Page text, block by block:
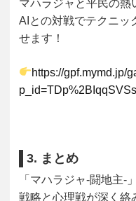
マハラジャと平民の熱
AIとの対戦でテクニッ
せます！
https://gpf.mymd.jp/
3. まとめ
「マハラジャ-闘地主-
戦略と心理戦が深く絡